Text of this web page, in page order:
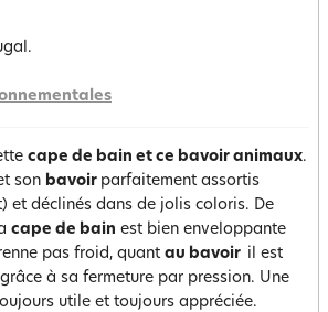
cape de bain et ce bavoir animaux.
son bavoir parfaitement assortis
et déclinés dans de jolis coloris. De
cape de bain est bien enveloppante
pas froid, quant au bavoir il est
à sa fermeture par pression. Une
utile et toujours appréciée.